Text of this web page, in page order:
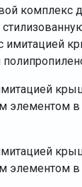
комплекс
имитацией
элементом в
элементом в